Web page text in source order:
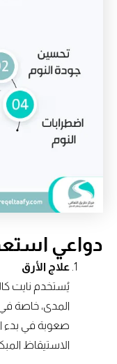
دواعي
علاج الأرق
يُستخدم نايت
المدى، خاصة في
صعوبة في بدء
الاستيقاظ